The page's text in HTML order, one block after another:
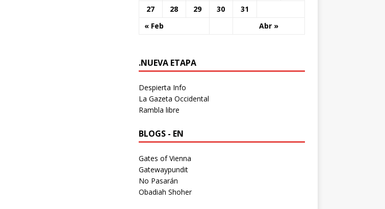
« Feb Abr »
27
28 29 30 31
.NUEVA ETAPA
Despierta Info
La Gazeta Occidental
Rambla libre
BLOGS - EN
Gates of Vienna
Gatewaypundit
No Pasarán
Obadiah Shoher